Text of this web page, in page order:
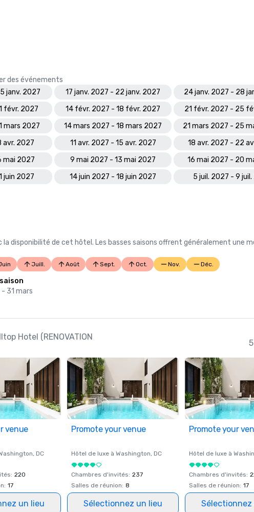
des événements
janv. 2027 17 janv. 2027 - 22 janv. 2027
24 janv. 2027 - 28
févr. 2027 14 févr. 2027 - 18 févr. 2027
21 févr. 2027 - 25
mars 2027 14 mars 2027 - 18 mars 2027
21 mars 2027 - 25
avr. 2027 11 avr. 2027 - 15 avr. 2027
18 avr. 2027 - 22
mai 2027 9 mai 2027 - 13 mai 2027
16 mai 2027 - 20
juin 2027 14 juin 2027 - 18 juin 2027
5 juil. 2027 - 9
disponibilité de cet hôtel. Les basses saisons offrent généralement une
Juill. Août Sept. Oct. Nov. Déc.
- 31 mars
Hotel (RENOVATION
venue
, DC
: 220
: 17
un lieu
Promote your venue
Hôtel de luxe à Washington, DC
Chambres d'invités: 237
Salles de réunion: 8
Sélectionnez un lieu
Promote your
Hôtel de luxe à
Chambres d'invités:
Salles de réunion: 17
Sélectionnez